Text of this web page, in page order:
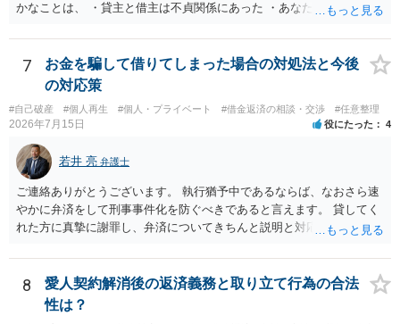
かなことは、 ・貸主と借主は不貞関係にあった ・あなたから相手に金
想されるのは、 ・もらったものだ ・貸したかもしれないが、不法原因
給付ではない でしょう。 書かれた情報だけからは、不法原因給付であ
るといえそうなものはありませんでした。 不貞当事者間での貸金だか
をしたくてお金を払ってお願いしていたという事情などが必要です。
7
お金を騙して借りてしまった場合の対処法と今後
の対応策
#自己破産 #個人再生 #個人・プライベート #借金返済の相談・交渉 #任意整理
2026年7月15日 役にたった 4
若井 亮 弁護士
ご連絡ありがとうございます。 執行猶予中であるならば、なおさら速
やかに弁済をして刑事事件化を防ぐべきであると言えます。 貸してく
れた方に真摯に謝罪し、弁済についてきちんと説明と対応を行ってい
8
愛人契約解消後の返済義務と取り立て行為の合法
性は？